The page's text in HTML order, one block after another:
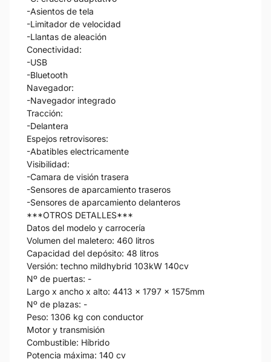
-Asientos de tela
-Limitador de velocidad
-Llantas de aleación
Conectividad:
-USB
-Bluetooth
Navegador:
-Navegador integrado
Tracción:
-Delantera
Espejos retrovisores:
-Abatibles electricamente
Visibilidad:
-Camara de visión trasera
-Sensores de aparcamiento traseros
-Sensores de aparcamiento delanteros
***OTROS DETALLES***
Datos del modelo y carrocería
Volumen del maletero: 460 litros
Capacidad del depósito: 48 litros
Versión: techno mildhybrid 103kW 140cv
Nº de puertas: -
Largo x ancho x alto: 4413 x 1797 x 1575mm
Nº de plazas: -
Peso: 1306 kg con conductor
Motor y transmisión
Combustible: Híbrido
Potencia máxima: 140 cv